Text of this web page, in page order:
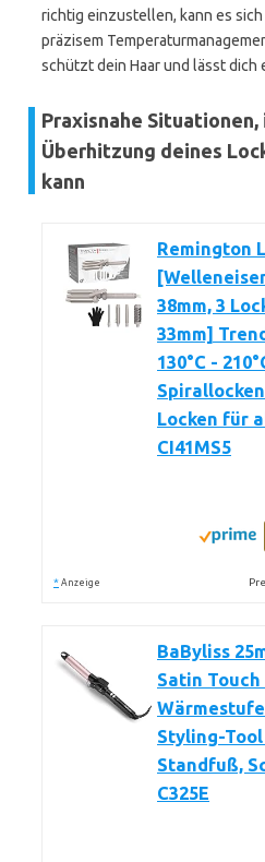
richtig einzustellen, kann es
präzisem
schützt dein Haar und lässt dich
Praxisnahe Situationen,
Überhitzung deines
kann
Remington
38mm, 3
33mm]
130°C -
Locken für
CI41MS5
* Anzeige
BaByliss
Satin
Styling-
Standfuß,
C325E